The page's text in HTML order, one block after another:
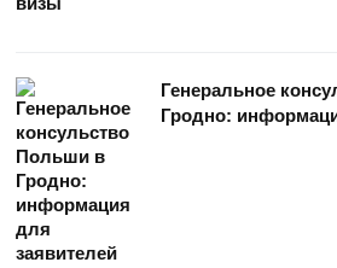
Генеральное
Гродно: